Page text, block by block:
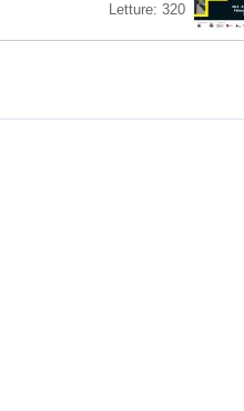
Letture: 320